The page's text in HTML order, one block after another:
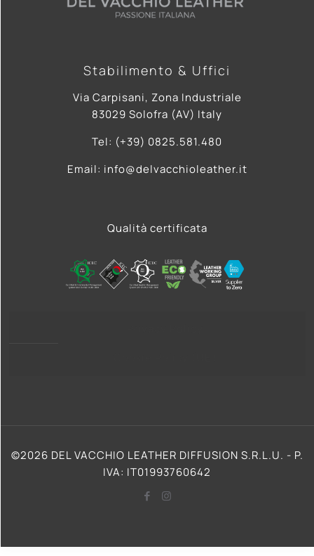
Stabilimento & Uffici
Via Carpisani, Zona Industriale
83029 Solofra (AV) Italy
Tel: (+39) 0825.581.480
Email: info@delvacchioleather.it
Qualità certificata
©2026 DEL VACCHIO LEATHER DIFFUSION S.R.L.U. - P.
IVA: IT01993760642